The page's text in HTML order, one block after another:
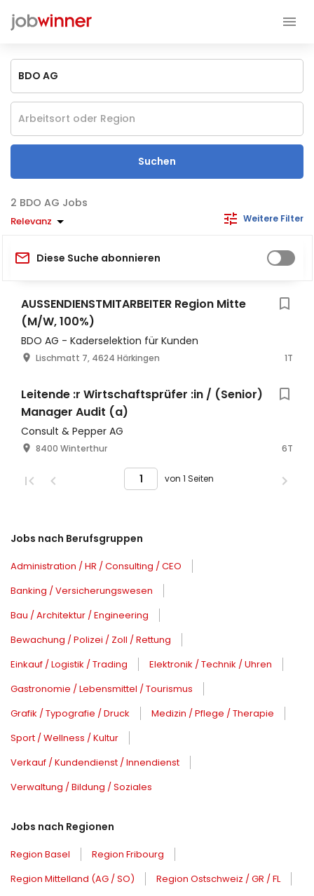
Suchen
BDO AG Jobs
Relevanz Weitere Filter
Diese Suche abonnieren
AUSSENDIENSTMITARBEITER Region Mitte
(M/W, 100%)
BDO AG - Kaderselektion für Kunden
Lischmatt 7, 4624 Härkingen 1T
Leitende :r Wirtschaftsprüfer :in / (Senior)
Manager Audit (a)
Consult & Pepper AG
8400 Winterthur 6T
von 1 Seiten
Jobs nach Berufsgruppen
Administration / HR / Consulting / CEO
Banking / Versicherungswesen
Bau / Architektur / Engineering
Bewachung / Polizei / Zoll / Rettung
Einkauf / Logistik / Trading
Elektronik / Technik / Uhren
Gastronomie / Lebensmittel / Tourismus
Grafik / Typografie / Druck
Medizin / Pflege / Therapie
Sport / Wellness / Kultur
Verkauf / Kundendienst / Innendienst
Verwaltung / Bildung / Soziales
Jobs nach Regionen
Region Basel
Region Fribourg
Region Mittelland (AG / SO)
Region Ostschweiz / GR / FL